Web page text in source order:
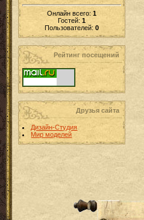
Онлайн всего: 1
Гостей: 1
Пользователей: 0
Рейтинг посещений
Друзья сайта
Дизайн-Студия
Мир моделей